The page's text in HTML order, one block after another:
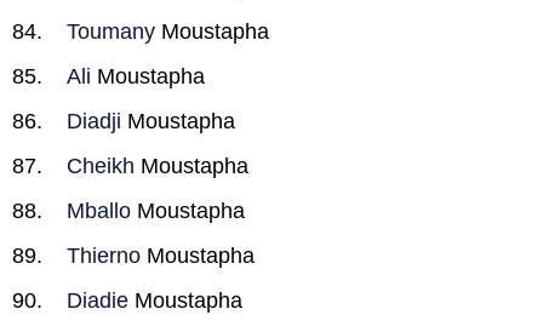
Toumany Moustapha
Ali Moustapha
Diadji Moustapha
Cheikh Moustapha
Mballo Moustapha
Thierno Moustapha
Diadie Moustapha